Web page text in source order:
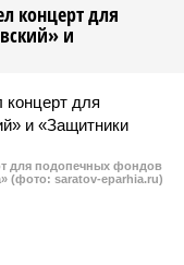
концерт для
и
для подопечных фондов
(фото: saratov-eparhia.ru)